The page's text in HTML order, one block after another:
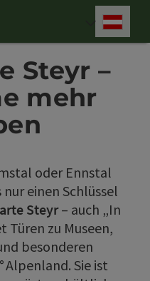
der Website
Steyr –
mehr
oder Ennstal
einen Schlüssel
Steyr– auch „In
Türen zu Museen,
besonderen
Alpenland. Sie ist